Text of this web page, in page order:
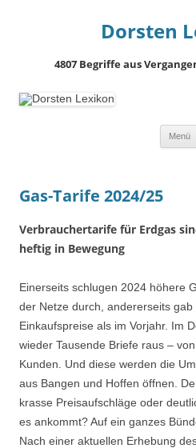
Dorsten
4807 Begriffe aus
Menü
Gas-Tarife 2024/25
Verbrauchertarife für Erdgas
heftig in Bewegung
Einerseits schlugen 2024 höhere
der Netze durch, andererseits
Einkaufspreise als im Vorjahr. Im
wieder Tausende Briefe raus –
Kunden. Und diese werden die
aus Bangen und Hoffen öffnen.
krasse Preisaufschläge oder
es ankommt? Auf ein ganzes
Nach einer aktuellen Erhebung